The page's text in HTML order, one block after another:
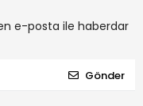
e-posta ile haberdar
Gönder